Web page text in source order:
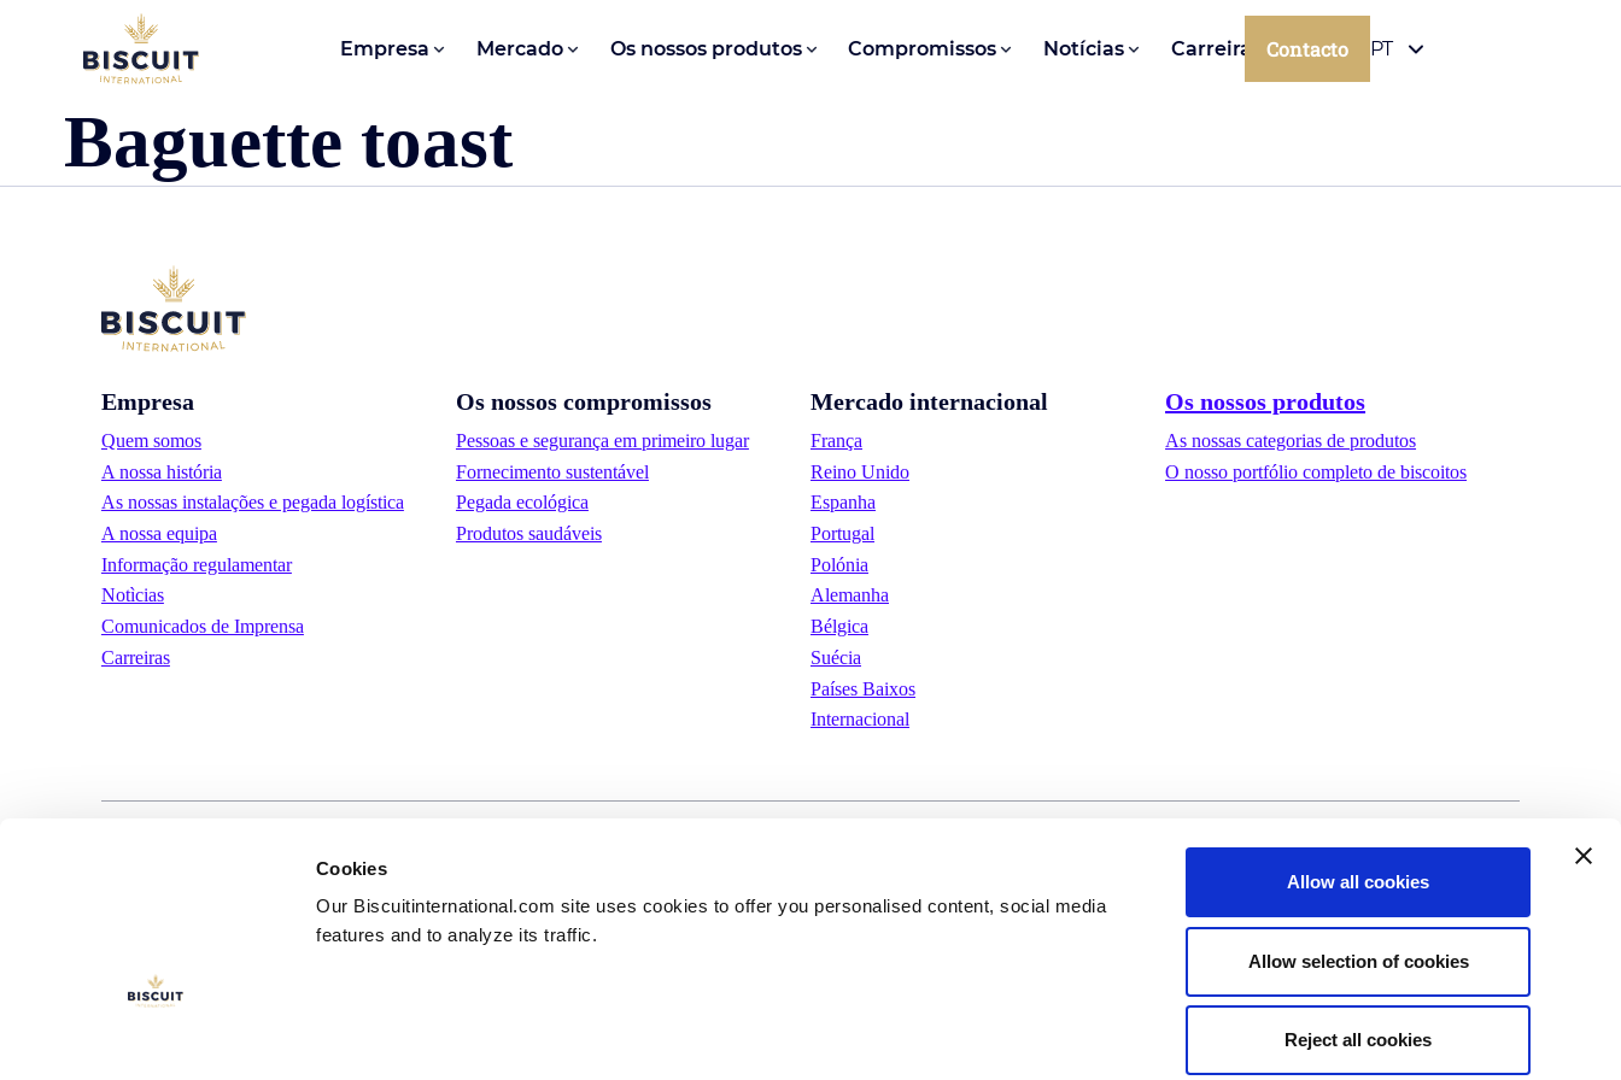
Cookies
Our Biscuitinternational.com site uses cookies to offer you personalised content, social media
features and to analyze its traffic.
Allow all cookies
Allow selection of cookies
Reject all cookies
Aller au contenu Empresa Mercado Os nossos produtos Compromissos Notícias Carreiras Contacto PT
Baguette toast
Empresa
Quem somos
A nossa história
As nossas instalações e pegada logística
A nossa equipa
Informação regulamentar
Notìcias
Comunicados de Imprensa
Carreiras
Os nossos compromissos
Pessoas e segurança em primeiro lugar
Fornecimento sustentável
Pegada ecológica
Produtos saudáveis
Mercado internacional
França
Reino Unido
Espanha
Portugal
Polónia
Alemanha
Bélgica
Suécia
Países Baixos
Internacional
Os nossos produtos
As nossas categorias de produtos
O nosso portfólio completo de biscoitos
©Biscuit International 2023